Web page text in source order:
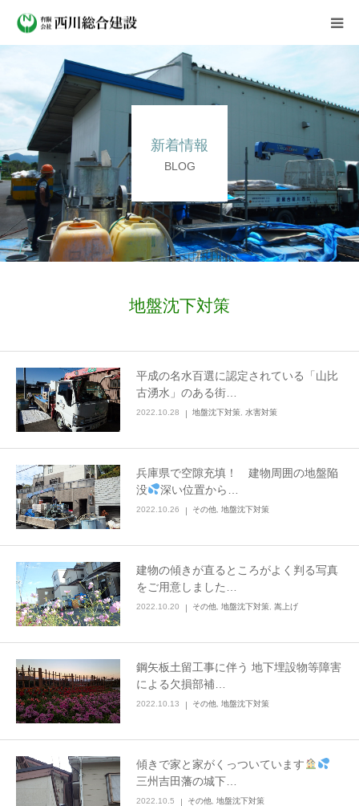
新着情報
BLOG
地盤沈下対策
平成の名水百選に認定されている「山比
古湧水」のある街…
2022.10.28 地盤沈下対策 水害対策
兵庫県で空隙充填！ 建物周囲の地盤陥
没
深い位置から…
2022.10.26 その他 地盤沈下対策
建物の傾きが直るところがよく判る写真
をご用意しました…
2022.10.20 その他 地盤沈下対策 嵩上げ
鋼矢板土留工事に伴う 地下埋設物等障害
による欠損部補…
2022.10.13 その他 地盤沈下対策
傾きで家と家がくっついています
三州吉田藩の城下…
2022.10.5 その他 地盤沈下対策
会社案内
事業紹介
施工実績
新着情報
よくある質問
LINEでのお問い合わせ